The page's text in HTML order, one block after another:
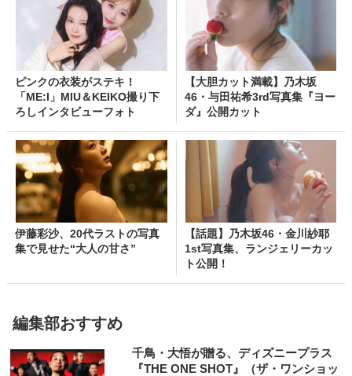
ピンクの衣装がステキ！
「ME:I」MIU＆KEIKO撮り下
ろしインタビューフォト
【大胆カット満載】乃木坂
46・与田祐希3rd写真集『ヨー
ダ』公開カット
伊藤彩沙、20代ラストの写真
集で見せた“大人の甘さ”
【話題】乃木坂46・金川紗耶
1st写真集、ランジェリーカッ
ト公開！
編集部おすすめ
千鳥・大悟が贈る、ディズニープラス
『THE ONE SHOT』（ザ・ワンショッ